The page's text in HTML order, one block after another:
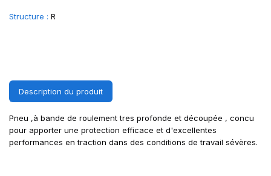
Structure : R
Description du produit
Pneu ,à bande de roulement tres profonde et découpée , concu
pour apporter une protection efficace et d'excellentes
performances en traction dans des conditions de travail sévères.